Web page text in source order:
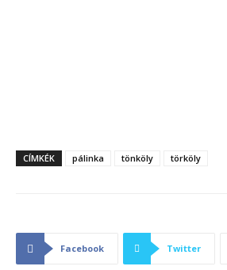
CÍMKÉK pálinka tönköly törköly
Facebook Twitter